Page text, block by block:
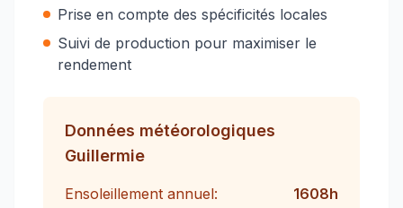
Prise en compte des spécificités locales
Suivi de production pour maximiser le
rendement
Données météorologiques
Guillermie
Ensoleillement annuel: 1608h